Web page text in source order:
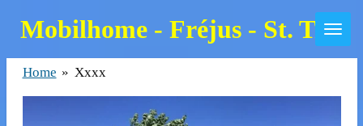
Zum
Hauptinhalt
springen
Mobilhome - Fréjus - St.
Home » Xxxx